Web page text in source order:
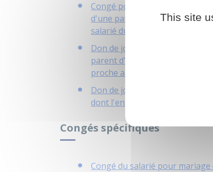
Congé pour l'annonce du
d'une pathologie d'un enfant
salarié du secteur privé
Don de jours de repos à un
parent d'enfant gravement
proche aidant
Don de jours de repos à un
dont l'enfant est décédé
Congés spécifiques
Congé du salarié pour mariage
This site